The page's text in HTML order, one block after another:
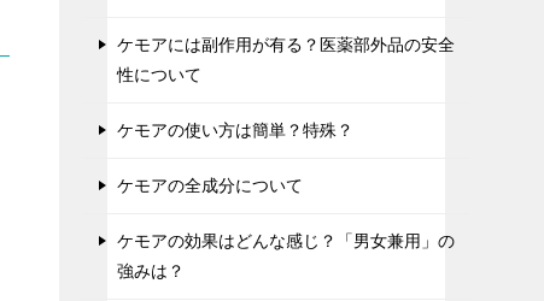
ケモアには副作用が有る？医薬部外品の安全
性について
ケモアの使い方は簡単？特殊？
ケモアの全成分について
ケモアの効果はどんな感じ？「男女兼用」の
強みは？